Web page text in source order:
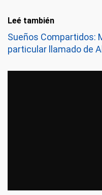
Leé también
Sueños Compartidos:
particular llamado de